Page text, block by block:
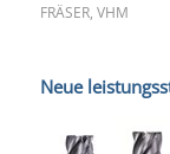
FRÄSER, VHM
Neue